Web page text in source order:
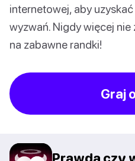
internetowej, aby
wyzwań. Nigdy więcej nie
na zabawne randki!
Graj